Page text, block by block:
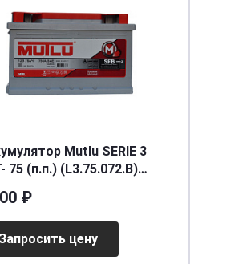
Mutlu SERIE 3
75 (п.п.) (L3.75.072.B)
₽
Запросить цену